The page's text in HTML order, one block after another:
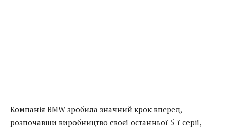
Компанія BMW зробила значний крок вперед,
розпочавши виробництво своєї останньої 5-ї серії,